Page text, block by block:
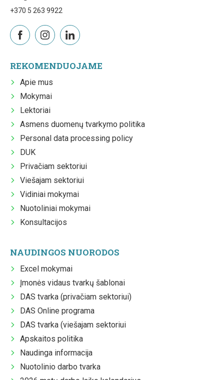
+370 5 263 9922
REKOMENDUOJAME
Apie mus
Mokymai
Lektoriai
Asmens duomenų tvarkymo politika
Personal data processing policy
DUK
Privačiam sektoriui
Viešajam sektoriui
Vidiniai mokymai
Nuotoliniai mokymai
Konsultacijos
NAUDINGOS NUORODOS
Excel mokymai
Įmonės vidaus tvarkų šablonai
DAS tvarka (privačiam sektoriui)
DAS Online programa
DAS tvarka (viešajam sektoriui
Apskaitos politika
Naudinga informacija
Nuotolinio darbo tvarka